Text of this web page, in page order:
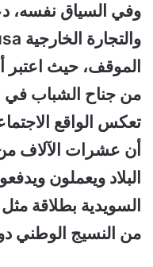
وفي السياق نفسه،
الموقف، حيث
تعكس الواقع
أن عشرات الآلاف
البلاد ويعملون
السويدية بطلاقة
من النسيج الوطني